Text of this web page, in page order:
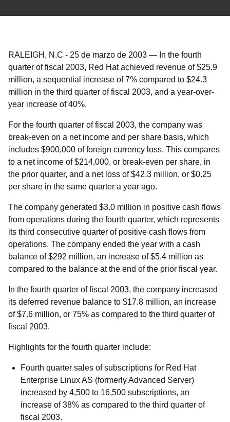
RALEIGH, N.C - 25 de marzo de 2003 — In the fourth
quarter of fiscal 2003, Red Hat achieved revenue of $25.9
million, a sequential increase of 7% compared to $24.3
million in the third quarter of fiscal 2003, and a year-over-
year increase of 40%.
For the fourth quarter of fiscal 2003, the company was
break-even on a net income and per share basis, which
includes $900,000 of foreign currency loss. This compares
to a net income of $214,000, or break-even per share, in
the prior quarter, and a net loss of $42.3 million, or $0.25
per share in the same quarter a year ago.
The company generated $3.0 million in positive cash flows
from operations during the fourth quarter, which represents
its third consecutive quarter of positive cash flows from
operations. The company ended the year with a cash
balance of $292 million, an increase of $5.4 million as
compared to the balance at the end of the prior fiscal year.
In the fourth quarter of fiscal 2003, the company increased
its deferred revenue balance to $17.8 million, an increase
of $7.6 million, or 75% as compared to the third quarter of
fiscal 2003.
Highlights for the fourth quarter include:
Fourth quarter sales of subscriptions for Red Hat
Enterprise Linux AS (formerly Advanced Server)
increased by 4,500 to 16,500 subscriptions, an
increase of 38% as compared to the third quarter of
fiscal 2003.